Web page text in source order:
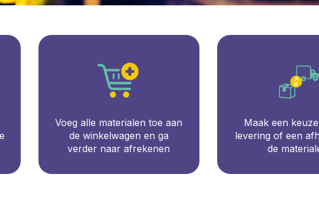
Voeg alle materialen toe aan
de winkelwagen en ga
verder naar afrekenen
Maak een
levering of een
de